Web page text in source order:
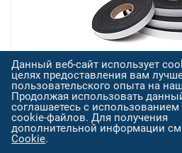
0520 N,Уплотнитель
самоклеящийся
Арт.0520 N
Данный веб-сайт использует
целях предоставления вам
пользовательского опыта на
Продолжая использовать
соглашаетесь с
cookie-файлов. Для получения
дополнительной информации
Cookie.